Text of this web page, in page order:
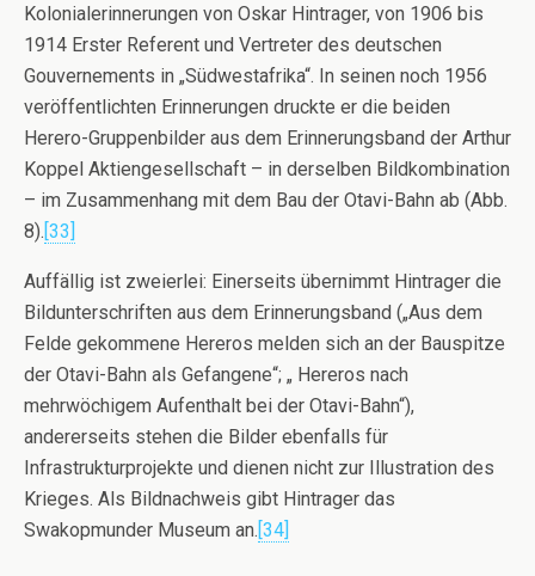
Kolonialerinnerungen von Oskar Hintrager, von 1906 bis
1914 Erster Referent und Vertreter des deutschen
Gouvernements in „Südwestafrika“. In seinen noch 1956
veröffentlichten Erinnerungen druckte er die beiden
Herero-Gruppenbilder aus dem Erinnerungsband der Arthur
Koppel Aktiengesellschaft – in derselben Bildkombination
– im Zusammenhang mit dem Bau der Otavi-Bahn ab (Abb.
8).[33]
Auffällig ist zweierlei: Einerseits übernimmt Hintrager die
Bildunterschriften aus dem Erinnerungsband („Aus dem
Felde gekommene Hereros melden sich an der Bauspitze
der Otavi-Bahn als Gefangene“; „ Hereros nach
mehrwöchigem Aufenthalt bei der Otavi-Bahn“),
andererseits stehen die Bilder ebenfalls für
Infrastrukturprojekte und dienen nicht zur Illustration des
Krieges. Als Bildnachweis gibt Hintrager das
Swakopmunder Museum an.[34]